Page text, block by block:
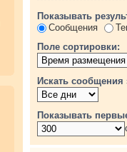
Показывать
Сообщения
Поле сортировки:
Искать сообщения
Показывать